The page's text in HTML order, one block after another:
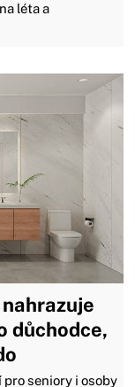
léta a
důchodce,
seniory i osoby